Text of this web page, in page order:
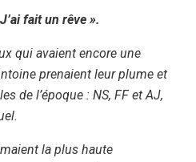
fait un rêve ».
qui avaient encore une
prenaient leur plume et
de l’époque : NS, FF et AJ,
la plus haute